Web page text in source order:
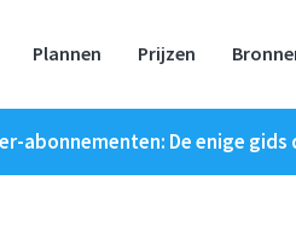
Plannen Prijzen
abonnementen: De enige